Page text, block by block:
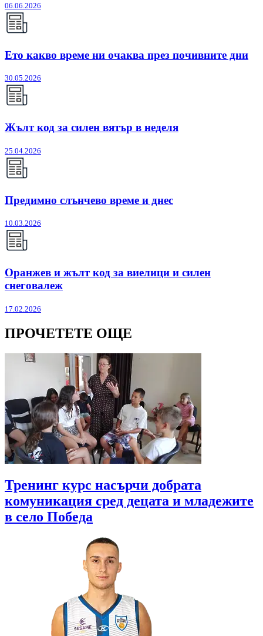
06.06.2026
Ето какво време ни очаква през почивните дни
30.05.2026
Жълт код за силен вятър в неделя
25.04.2026
Предимно слънчево време и днес
10.03.2026
Оранжев и жълт код за виелици и силен
снеговалеж
17.02.2026
ПРОЧЕТЕТЕ ОЩЕ
Тренинг курс насърчи добрата
комуникация сред децата и младежите
в село Победа